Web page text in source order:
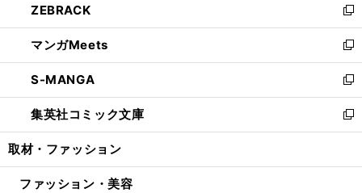
く
で
開
く
ド
ウ
で
開
く
ィ
ン
ド
ウ
で
開
く
い
ウ
ィ
ン
ド
ウ
で
開
ZEBRACK
新
し
い
ウ
ィ
ン
ド
ウ
開
マンガMeets
新
し
い
ウ
ィ
ン
ウ
S-MANGA
新
し
い
ウ
ン
集英社コミック文庫
新
し
ウ
取材・ファッション
ファッション・美容